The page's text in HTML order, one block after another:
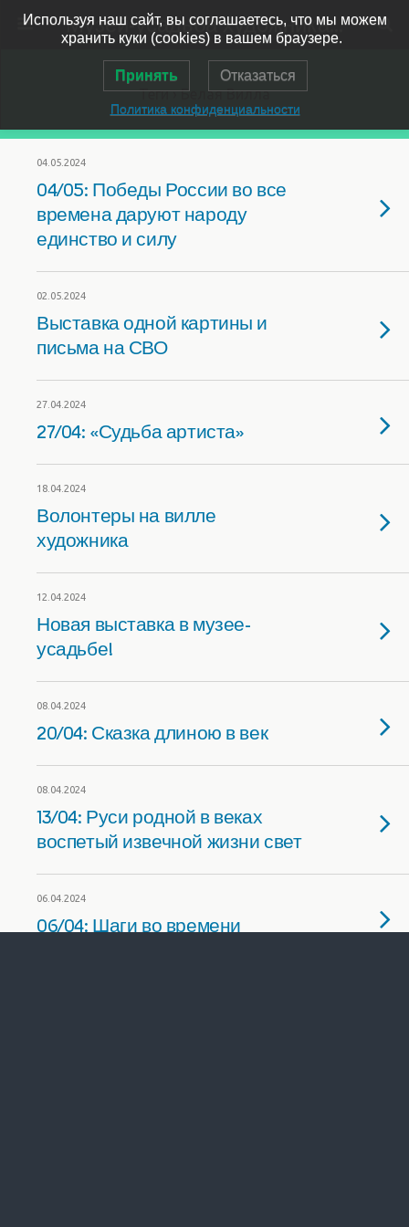
Музей-усадьба художника Ярошенко
Теги › Белая Вилла
04.05.2024
04/05: Победы России во все
времена даруют народу
единство и силу
02.05.2024
Выставка одной картины и
письма на СВО
27.04.2024
27/04: «Судьба артиста»
18.04.2024
Волонтеры на вилле
художника
12.04.2024
Новая выставка в музее-
усадьбе!
08.04.2024
20/04: Сказка длиною в век
08.04.2024
13/04: Руси родной в веках
воспетый извечной жизни свет
06.04.2024
06/04: Шаги во времени
Используя наш сайт, вы соглашаетесь, что мы можем
хранить куки (cookies) в вашем браузере.
Принять Отказаться
Политика конфиденциальности